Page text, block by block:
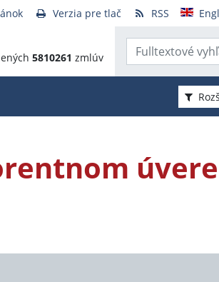
Verzia pre tlač RSS
5810261 zmlúv
úvere